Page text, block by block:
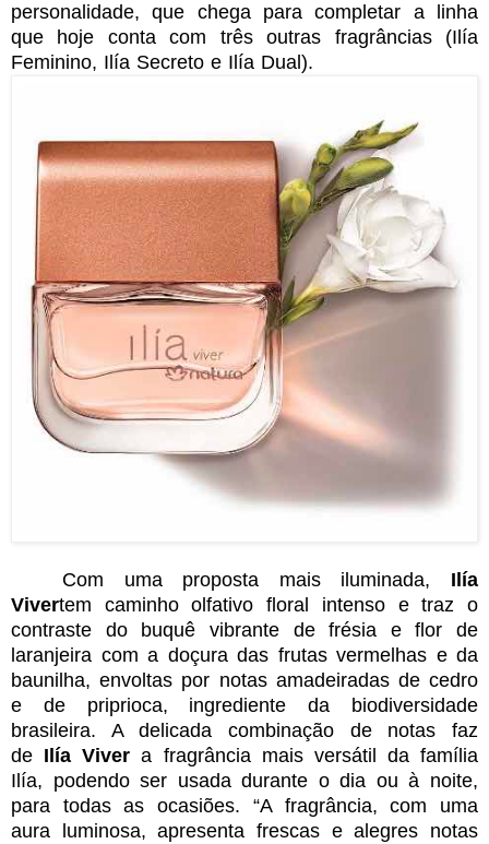
personalidade, que chega para completar a linha
que hoje conta com três outras fragrâncias (Ilía
Feminino, Ilía Secreto e Ilía Dual).
Com uma proposta mais iluminada, Ilía
Vivertem caminho olfativo floral intenso e traz o
contraste do buquê vibrante de frésia e flor de
laranjeira com a doçura das frutas vermelhas e da
baunilha, envoltas por notas amadeiradas de cedro
e de priprioca, ingrediente da biodiversidade
brasileira. A delicada combinação de notas faz
de Ilía Viver a fragrância mais versátil da família
Ilía, podendo ser usada durante o dia ou à noite,
para todas as ocasiões. “A fragrância, com uma
aura luminosa, apresenta frescas e alegres notas